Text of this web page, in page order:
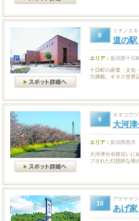
8
ミチノエ
道の
エリア： 新潟県十日
十日町の産業・文化
力満載。ギネス世界
9
オオコウ
大河
エリア： 新潟県燕市
大河津分水路沿いに
プされた幻想的な桜
10
アゲヤマ
あげ